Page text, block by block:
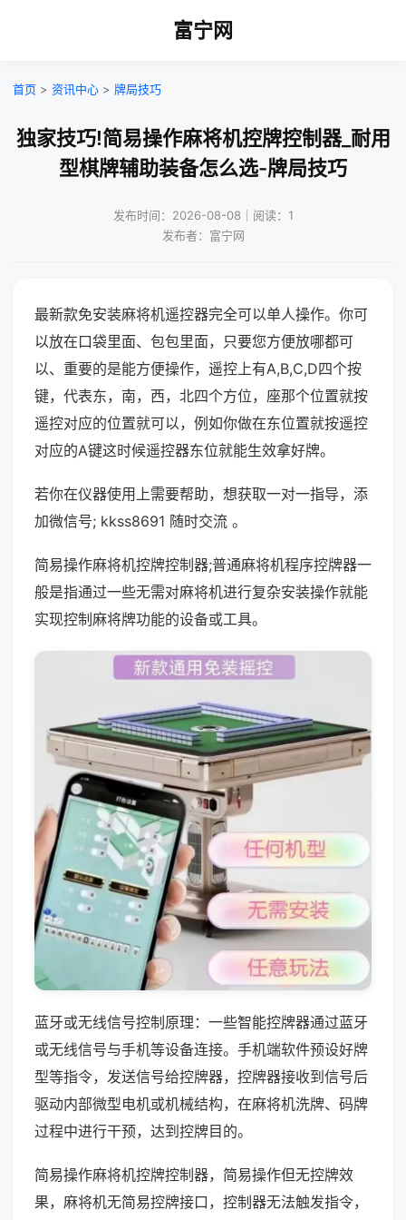
富宁网
首页 > 资讯中心 > 牌局技巧
独家技巧!简易操作麻将机控牌控制器_耐用
型棋牌辅助装备怎么选-牌局技巧
发布时间：2026-08-08｜阅读：1
发布者：富宁网
最新款免安装麻将机遥控器完全可以单人操作。你可
以放在口袋里面、包包里面，只要您方便放哪都可
以、重要的是能方便操作，遥控上有A,B,C,D四个按
键，代表东，南，西，北四个方位，座那个位置就按
遥控对应的位置就可以，例如你做在东位置就按遥控
对应的A键这时候遥控器东位就能生效拿好牌。
若你在仪器使用上需要帮助，想获取一对一指导，添
加微信号; kkss8691 随时交流 。
简易操作麻将机控牌控制器;普通麻将机程序控牌器一
般是指通过一些无需对麻将机进行复杂安装操作就能
实现控制麻将牌功能的设备或工具。
蓝牙或无线信号控制原理：一些智能控牌器通过蓝牙
或无线信号与手机等设备连接。手机端软件预设好牌
型等指令，发送信号给控牌器，控牌器接收到信号后
驱动内部微型电机或机械结构，在麻将机洗牌、码牌
过程中进行干预，达到控牌目的。
简易操作麻将机控牌控制器，简易操作但无控牌效
果，麻将机无简易控牌接口，控制器无法触发指令，